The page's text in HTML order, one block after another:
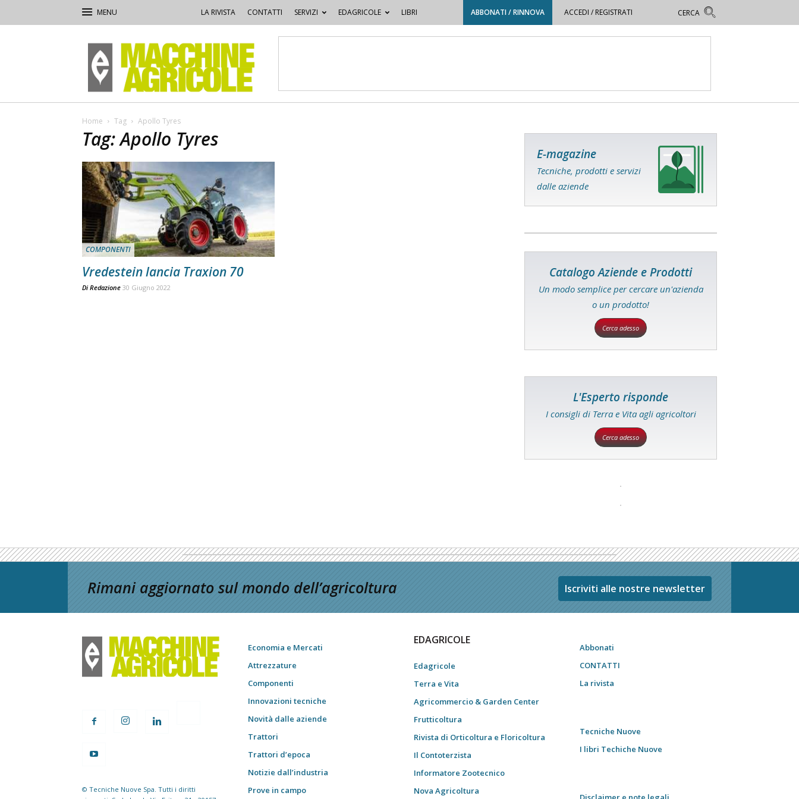
LA RIVISTA CONTATTI SERVIZI EDAGRICOLE LIBRI ABBONATI / RINNOVA ACCEDI / REGISTRATI
Macchine
Agricole
Home Tag Apollo Tyres
Tag: Apollo Tyres
COMPONENTI
Vredestein lancia Traxion 70
Di Redazione 30 Giugno 2022
E-magazine
Tecniche, prodotti e servizi
dalle aziende
Catalogo Aziende e Prodotti
Un modo semplice per cercare un'azienda
o un prodotto!
Cerca adesso
L'Esperto risponde
I consigli di Terra e Vita agli agricoltori
Cerca adesso
Rimani aggiornato sul mondo dell’agricoltura Iscriviti alle nostre newsletter
© Tecniche Nuove Spa. Tutti i diritti
Economia e Mercati
Attrezzature
Componenti
Innovazioni tecniche
Novità dalle aziende
Trattori
Trattori d’epoca
Notizie dall’industria
Prove in campo
EDAGRICOLE
Edagricole
Terra e Vita
Agricommercio & Garden Center
Frutticoltura
Rivista di Orticoltura e Floricoltura
Il Contoterzista
Informatore Zootecnico
Nova Agricoltura
Abbonati
CONTATTI
La rivista
Tecniche Nuove
I libri Techiche Nuove